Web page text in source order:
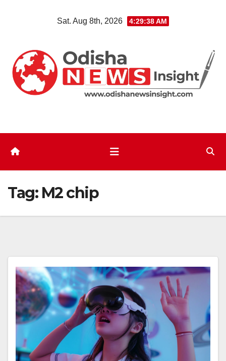
Sat. Aug 8th, 2026 4:29:39 AM
Tag: M2 chip